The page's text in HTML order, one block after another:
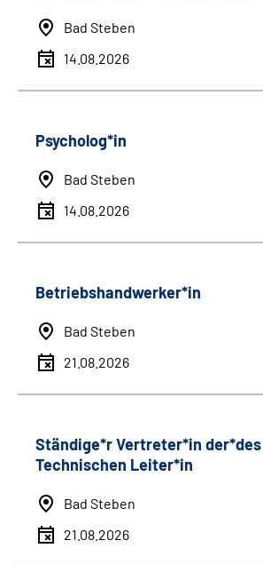
Bad Steben
14.08.2026
Psycholog*in
Bad Steben
14.08.2026
Betriebshandwerker*in
Bad Steben
21.08.2026
Ständige*r Vertreter*in der*des
Technischen Leiter*in
Bad Steben
21.08.2026